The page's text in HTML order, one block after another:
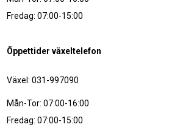
Fredag: 07:00-15:00
Öppettider växeltelefon
Växel: 031-997090
Mån-Tor: 07:00-16:00
Fredag: 07:00-15:00